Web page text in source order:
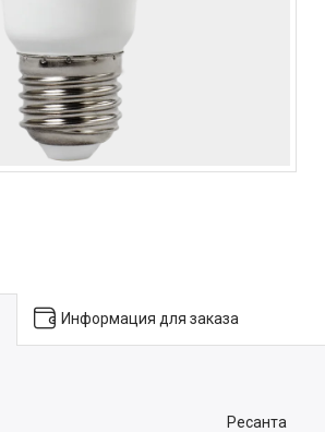
Информация для заказа
Ресанта